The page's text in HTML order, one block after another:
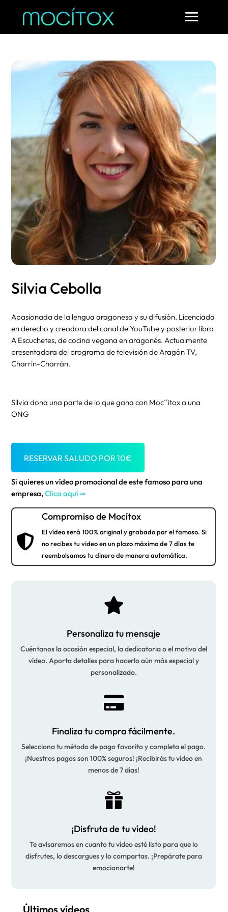
Silvia Cebolla
Apasionada de la lengua aragonesa y su difusión. Licenciada
en derecho y creadora del canal de YouTube y posterior libro
A Escuchetes, de cocina vegana en aragonés. Actualmente
presentadora del programa de televisión de Aragón TV,
Charrín-Charrán.
Silvia dona una parte de lo que gana con Moc´´itox a una
ONG
RESERVAR SALUDO POR10€
Si quieres un vídeo promocional de este famoso para una
empresa,Clica aquí ⇒

Compromiso de Mocítox
El vídeo será 100% original y grabado por el famoso. Si
no recibes tu video en un plazo máximo de 7 días te
reembolsamos tu dinero de manera automática.

Personaliza tu mensaje
Cuéntanos la ocasión especial, la dedicatoria o el motivo del
vídeo. Aporta detalles para hacerlo aún más especial y
personalizado.

Finaliza tu compra fácilmente.
Selecciona tu método de pago favorito y completa el pago.
¡Nuestros pagos son 100% seguros! ¡Recibirás tu vídeo en
menos de 7 días!

¡Disfruta de tu vídeo!
Te avisaremos en cuanto tu vídeo esté listo para que lo
disfrutes, lo descargues y lo compartas. ¡Prepárate para
emocionarte!
Últimos vídeos